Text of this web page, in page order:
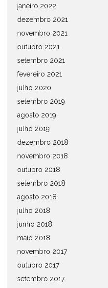
janeiro 2022
dezembro 2021
novembro 2021
outubro 2021
setembro 2021
fevereiro 2021
julho 2020
setembro 2019
agosto 2019
julho 2019
dezembro 2018
novembro 2018
outubro 2018
setembro 2018
agosto 2018
julho 2018
junho 2018
maio 2018
novembro 2017
outubro 2017
setembro 2017